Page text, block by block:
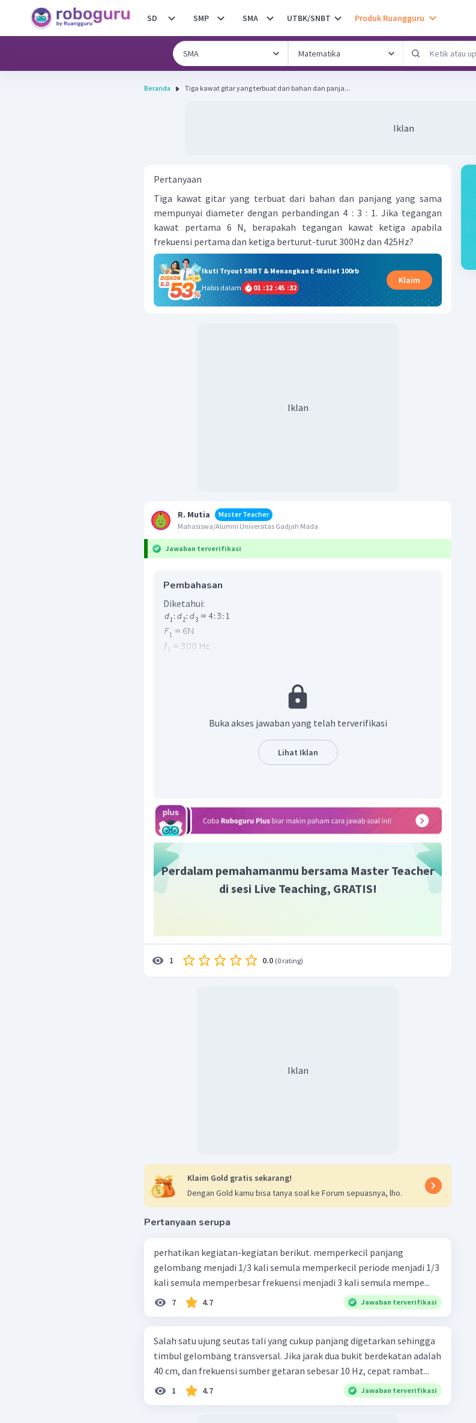
SD SMP SMA UTBK/SNBT Produk Ruangguru
Beranda Tiga kawat gitar yang terbuat dari bahan dan panja...
Iklan
Pertanyaan
Tiga kawat gitar yang terbuat dari bahan dan panjang yang sama
mempunyai diameter dengan perbandingan 4 : 3 : 1. Jika tegangan
kawat pertama 6 N, berapakah tegangan kawat ketiga apabila
frekuensi pertama dan ketiga berturut-turut 300Hz dan 425Hz?
Ikuti Tryout SNBT & Menangkan E-Wallet 100rb
Habis dalam
01 :12 :45 :32
Klaim
Iklan
R. Mutia
Master Teacher
Mahasiswa/Alumni Universitas Gadjah Mada
Jawaban terverifikasi
Pembahasan
Diketahui:
Luas penampang kawat dapat dituliskan menjadi:
Perbandingan tegangan kedua kawat adalah:
Jadi tegangan kawat ketiga adalah 0,75 N.
Buka akses jawaban yang telah terverifikasi
Lihat Iklan
Perdalam pemahamanmu bersama Master Teacher
di sesi Live Teaching, GRATIS!
1 0.0 (0 rating)
Iklan
Klaim Gold gratis sekarang!
Dengan Gold kamu bisa tanya soal ke Forum sepuasnya, lho.
Pertanyaan serupa
perhatikan kegiatan-kegiatan berikut. memperkecil panjang
gelombang menjadi 1/3 kali semula memperkecil periode menjadi 1/3
kali semula memperbesar frekuensi menjadi 3 kali semula mempe...
7 4.7 Jawaban terverifikasi
Salah satu ujung seutas tali yang cukup panjang digetarkan sehingga
timbul gelombang transversal. Jika jarak dua bukit berdekatan adalah
40 cm, dan frekuensi sumber getaran sebesar 10 Hz, cepat rambat...
1 4.7 Jawaban terverifikasi